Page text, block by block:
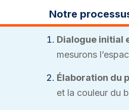
Notre
Dialogue initial
mesurons
Élaboration du
et la couleur du